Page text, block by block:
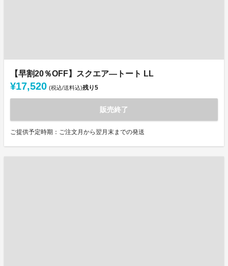
【早割20％OFF】スクエア―トート LL
¥17,520 (税込/送料込)残り5
販売終了
ご提供予定時期：ご注文月から翌月末までの発送